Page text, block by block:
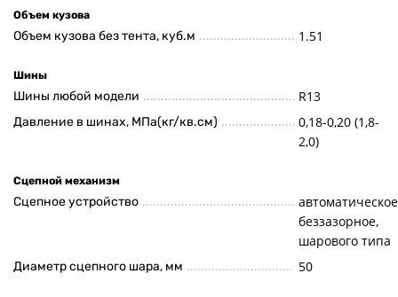
Объем кузова
Объем кузова без тента, куб.м 1.51
Шины
Шины любой модели R13
Давление в шинах, МПа(кг/кв.см)
0,18-0,20 (1,8-
2,0)
Сцепной механизм
Сцепное устройство
беззазорное,
шарового типа
Диаметр сцепного шара, мм 50